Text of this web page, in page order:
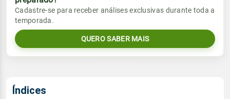
Umidade do ar
51%84%
Rajada de vento
Sol
08:27h às 18:48h
Lua
Chuva
0.0mm
Umidade do ar
Vento
E - 23km/h
Rajada de vento
Sol
Cadastre-se para receber análises exclusivas durante toda a
temporada.
QUERO SABER MAIS
Índices